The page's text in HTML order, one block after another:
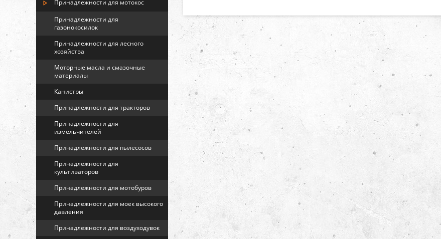
Принадлежности для мотокос
Принадлежности для
газонокосилок
Принадлежности для лесного
хозяйства
Моторные масла и смазочные
материалы
Канистры
Принадлежности для тракторов
Принадлежности для
измельчителей
Принадлежности для пылесосов
Принадлежности для
культиваторов
Принадлежности для мотобуров
Принадлежности для моек высокого
давления
Принадлежности для воздуходувок